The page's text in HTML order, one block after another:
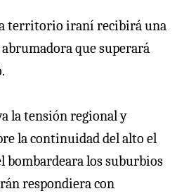
territorio iraní recibirá una
que superará
la tensión regional y
la continuidad del alto el
bombardeara los suburbios
respondiera con